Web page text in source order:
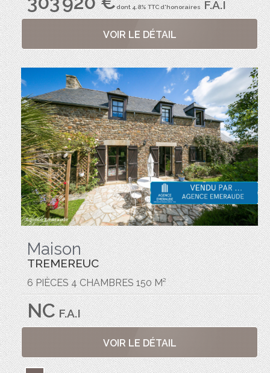
dont 4.8% TTC d'honorairesF.A.I
VOIR LE DÉTAIL
Maison
TREMEREUC
6 PIÈCES 4 CHAMBRES 150 M²
NCF.A.I
VOIR LE DÉTAIL